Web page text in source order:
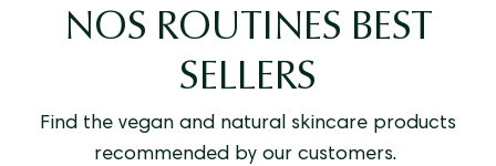
NOS ROUTINES BEST
SELLERS
Find the vegan and natural skincare products
recommended by our customers.